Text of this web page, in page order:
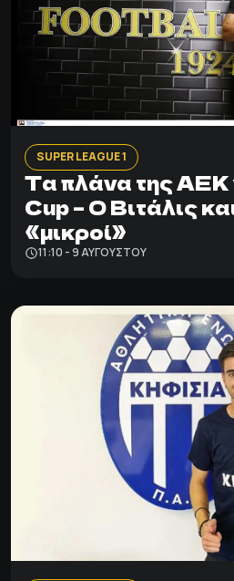
SUPER LEAGUE 1
Τα πλάνα της ΑΕΚ
Cup – Ο Βιτάλις
«μικροί»
11:10 - 9 ΑΥΓΟΎΣΤΟΥ